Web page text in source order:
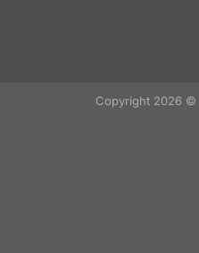
Copyright 2026 ©